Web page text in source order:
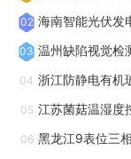
构设计为免维护或
身不更换；电机采
件，控制板寿命
器（但可选用无
件下，执行机构
02 海南智能光伏发
03 温州缺陷视觉检
04 浙江防静电有机
05 江苏菌菇温湿度
06 黑龙江9表位三